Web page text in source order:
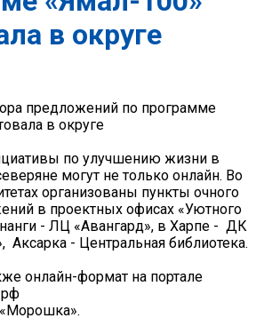
в округе
предложений по программе
в округе
по улучшению жизни в
могут не только онлайн. Во
организованы пункты очного
в проектных офисах «Уютного
- ЛЦ «Авангард», в Харпе - ДК
Аксарка - Центральная библиотека.
онлайн-формат на портале